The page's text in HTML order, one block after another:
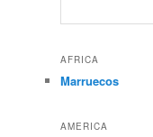
AFRICA
Marruecos
AMERICA